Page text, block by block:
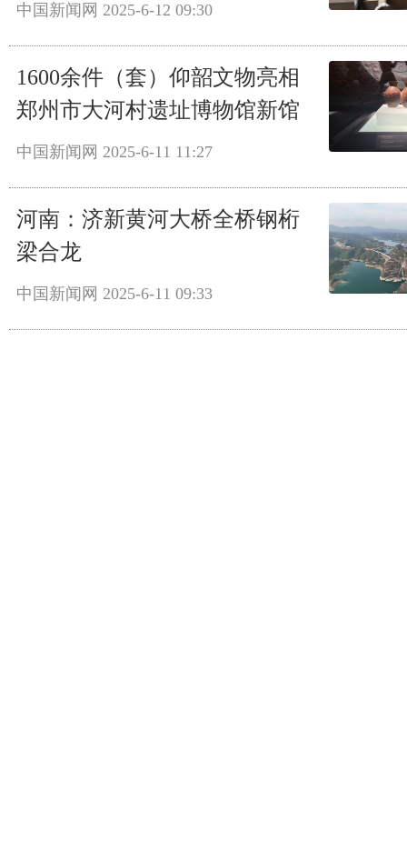
中国新闻网 2025-6-12 09:30
1600余件（套）仰韶文物亮相
郑州市大河村遗址博物馆新馆
中国新闻网 2025-6-11 11:27
河南：济新黄河大桥全桥钢桁
梁合龙
中国新闻网 2025-6-11 09:33